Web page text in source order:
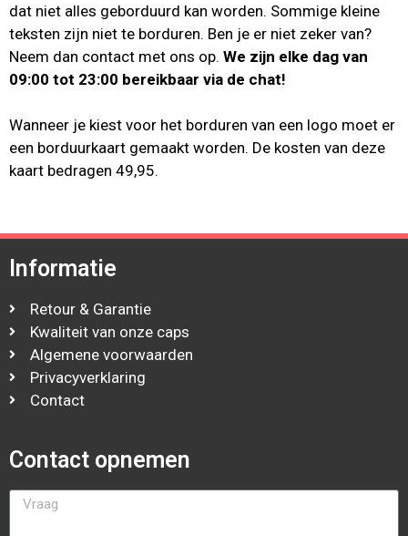
dat niet alles geborduurd kan worden. Sommige kleine
teksten zijn niet te borduren. Ben je er niet zeker van?
Neem dan contact met ons op. We zijn elke dag van
09:00 tot 23:00 bereikbaar via de chat!
Wanneer je kiest voor het borduren van een logo moet er
een borduurkaart gemaakt worden. De kosten van deze
kaart bedragen 49,95.
Informatie
Retour & Garantie
Kwaliteit van onze caps
Algemene voorwaarden
Privacyverklaring
Contact
Contact opnemen